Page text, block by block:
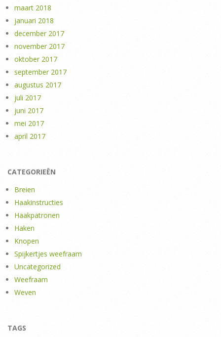
maart 2018
januari 2018
december 2017
november 2017
oktober 2017
september 2017
augustus 2017
juli 2017
juni 2017
mei 2017
april 2017
CATEGORIEËN
Breien
Haakinstructies
Haakpatronen
Haken
Knopen
Spijkertjes weefraam
Uncategorized
Weefraam
Weven
TAGS